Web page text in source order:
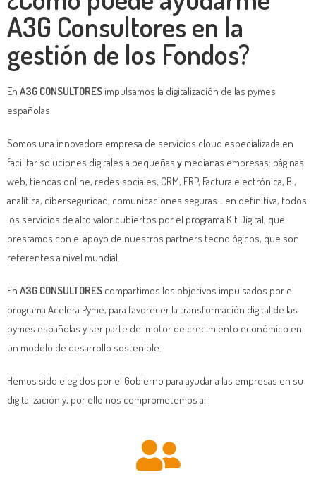
A3G Consultores en la
gestión de los Fondos?​
En A3G CONSULTORES impulsamos la digitalización de las pymes
españolas
Somos una innovadora empresa de servicios cloud especializada en
facilitar soluciones digitales a pequeñas y medianas empresas: páginas
web, tiendas online, redes sociales, CRM, ERP, Factura electrónica, BI,
analítica, ciberseguridad, comunicaciones seguras… en definitiva, todos
los servicios de alto valor cubiertos por el programa Kit Digital, que
prestamos con el apoyo de nuestros partners tecnológicos, que son
referentes a nivel mundial.
En A3G CONSULTORES compartimos los objetivos impulsados por el
programa Acelera Pyme, para favorecer la transformación digital de las
pymes españolas y ser parte del motor de crecimiento económico en
un modelo de desarrollo sostenible.
Hemos sido elegidos por el Gobierno para ayudar a las empresas en su
digitalización y, por ello nos comprometemos a: